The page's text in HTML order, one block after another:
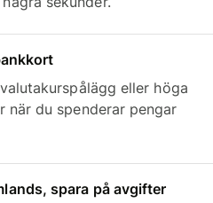
eller höga
när du spenderar pengar
spara på avgifter